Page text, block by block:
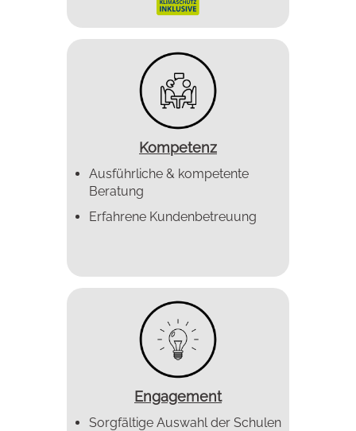
Kompetenz
Ausführliche & kompetente
Beratung
Erfahrene Kundenbetreuung
Engagement
Sorgfältige Auswahl der Schulen